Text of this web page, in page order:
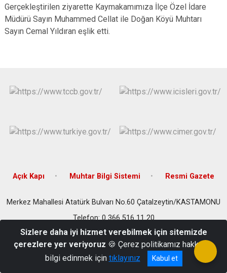
Daday
Devrekani
Taşköprü
Tosya
Gerçekleştirilen ziyarette Kaymakamımıza İlçe Özel İdare
Müdürü Sayın Muhammed Cellat ile Doğan Köyü Muhtarı
Sayın Cemal Yıldıran eşlik etti.
Açık Kapı Muhtar Bilgi Sistemi Resmi Gazete
Merkez Mahallesi Atatürk Bulvarı No.60 Çatalzeytin/KASTAMONU
Telefon: 0 366 516 11 20
Sizlere daha iyi hizmet verebilmek için sitemizde
çerezlere yer veriyoruz 🍪 Çerez politikamız hakkında
bilgi edinmek için tıklayınız Kabul et